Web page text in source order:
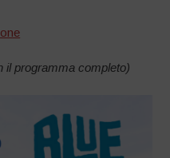
il programma completo)